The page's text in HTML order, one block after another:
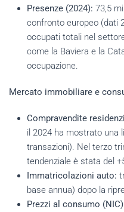
Presenze (2024): 73,5
confronto europeo (dati
occupati totali nel
come la Baviera e la
occupazione.
Mercato immobiliare e
Compravendite
il 2024 ha mostrato una
transazioni). Nel terzo
tendenziale è stata del
Immatricolazioni auto:
base annua) dopo la
Prezzi al consumo